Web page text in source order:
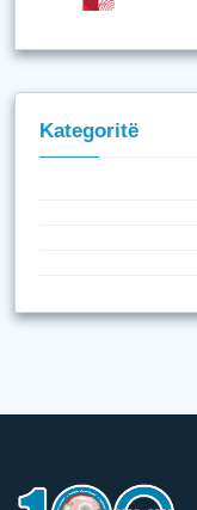
Kategoritë